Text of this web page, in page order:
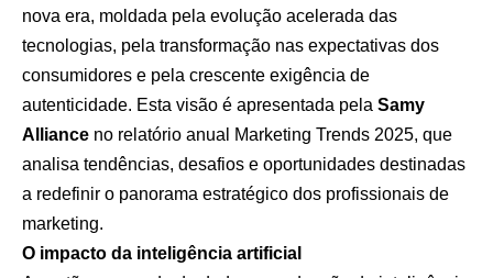
nova era, moldada pela evolução acelerada das
tecnologias, pela transformação nas expectativas dos
consumidores e pela crescente exigência de
autenticidade. Esta visão é apresentada pela Samy
Alliance no relatório anual Marketing Trends 2025, que
analisa tendências, desafios e oportunidades destinadas
a redefinir o panorama estratégico dos profissionais de
marketing.
O impacto da inteligência artificial